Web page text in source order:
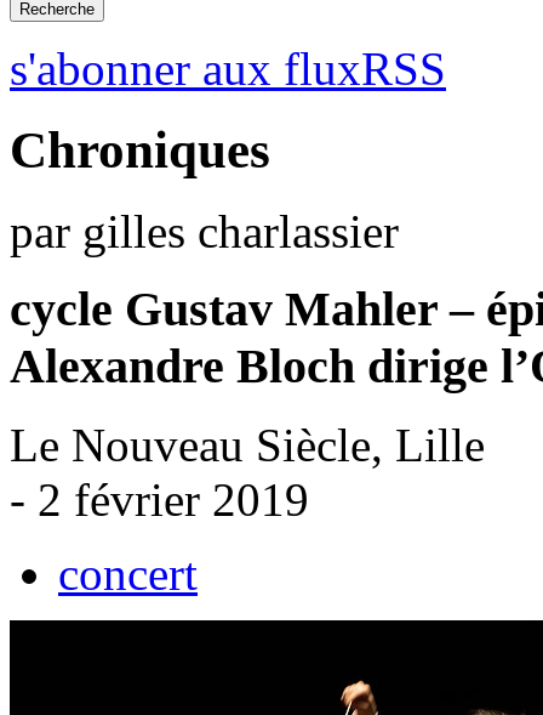
s'abonner aux fluxRSS
Chroniques
par gilles charlassier
cycle Gustav Mahler –
Alexandre Bloch dirige
Le Nouveau Siècle, Lille
- 2 février 2019
concert